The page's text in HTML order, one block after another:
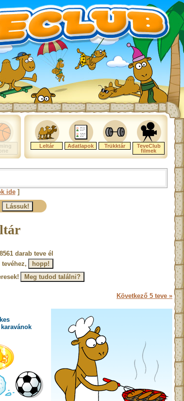
Leltár Adatlapok Trükktár
TeveClub
filmek
ide]
darab teve él
Következő 5 teve »